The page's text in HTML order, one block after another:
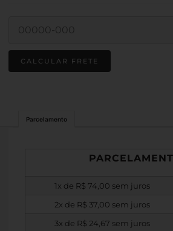
Parcelamento
1x de R$ 74,00 sem juros
2x de R$ 37,00 sem juros
3x de R$ 24,67 sem juros